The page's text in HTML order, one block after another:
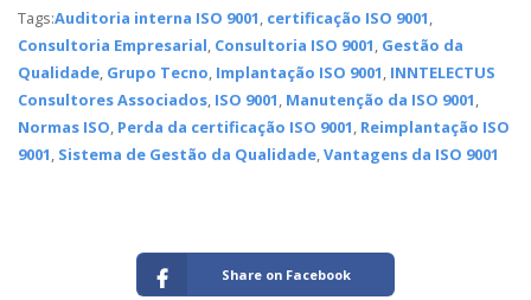
Tags:Auditoria interna ISO 9001, certificação ISO 9001,
Consultoria Empresarial, Consultoria ISO 9001, Gestão da
Qualidade, Grupo Tecno, Implantação ISO 9001, INNTELECTUS
Consultores Associados, ISO 9001, Manutenção da ISO 9001,
Normas ISO, Perda da certificação ISO 9001, Reimplantação ISO
9001, Sistema de Gestão da Qualidade,Vantagens da ISO 9001
Share on Facebook